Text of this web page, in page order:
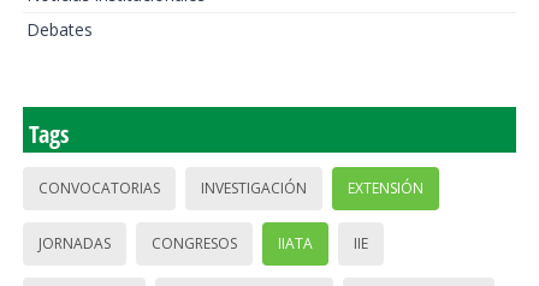
Debates
Tags
CONVOCATORIAS INVESTIGACIÓN EXTENSIÓN
JORNADAS CONGRESOS IIATA IIE